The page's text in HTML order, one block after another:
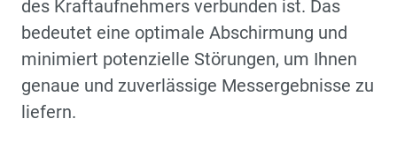
des Kraftaufnehmers verbunden ist. Das
bedeutet eine optimale Abschirmung und
minimiert potenzielle Störungen, um Ihnen
genaue und zuverlässige Messergebnisse zu
liefern.